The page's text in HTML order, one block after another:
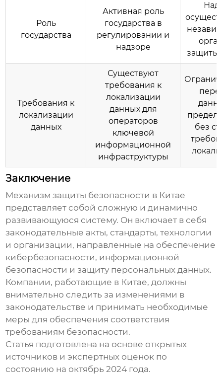
Роль
государства
Активная роль
государства в
регулировании и
надзоре
защиты
Требования к
локализации
данных
Существуют
требования к
локализации
данных для
операторов
ключевой
информационной
инфраструктуры
без
Заключение
Механизм защиты безопасности в Китае
представляет собой сложную и динамично
развивающуюся систему. Он включает в себя
законодательные акты, стандарты, технологии
и организации, направленные на обеспечение
кибербезопасности, информационной
безопасности и защиту персональных данных.
Компании, работающие в Китае, должны
внимательно следить за изменениями в
законодательстве и принимать необходимые
меры для обеспечения соответствия
требованиям безопасности.
Статья подготовлена на основе открытых
источников и экспертных оценок по
состоянию на октябрь 2024 года.